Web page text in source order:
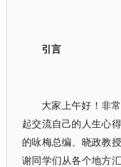
引言
大家上午好！非
起交流自己的人生心
的咏梅总编、晓政教
谢同学们从各个地方